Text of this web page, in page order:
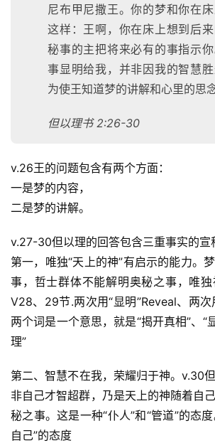
尼布甲尼撒王。你的梦和你在
这样：王啊，你在床上想到后
秘事的主把将来必有的事指示
事显明给我，并非因我的智慧
为使王知道梦的讲解和心里的思念
但以理书 2:26-30
v.26王的问题包含有两个方面：
一是梦的内容，
二是梦的讲解。
v.27-30但以理的回答包含三重事实的宣
第一，唯独“天上的神”有启示的能力。
事，哲士群体不能解明奥秘之事，唯独
V28、29节.两次用“显明”Reveal、两次
两个词是一个意思，就是“揭开真相”、“
理”
第二、智慧不在我，荣耀归于神。v.30
非自己才智超群，乃是天上的神随着自
秘之事。这是一种“仆人”和“管道”的态
自己”的态度